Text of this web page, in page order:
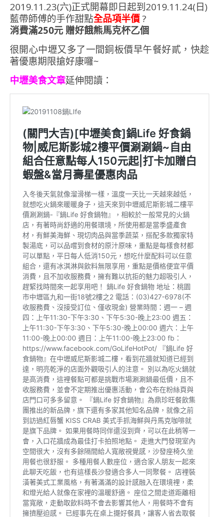
2019.11.23(六)正式開幕即日起到2019.11.24(日)
藍帶師傅的手作甜點全品項半價?
消費滿250元 贈好餓熊馬克杯乙個
很開心中壢又多了一間銅板價早午餐好貳，快趁
著優惠期限搶好康囉~
中壢美食文章延伸閱讀：